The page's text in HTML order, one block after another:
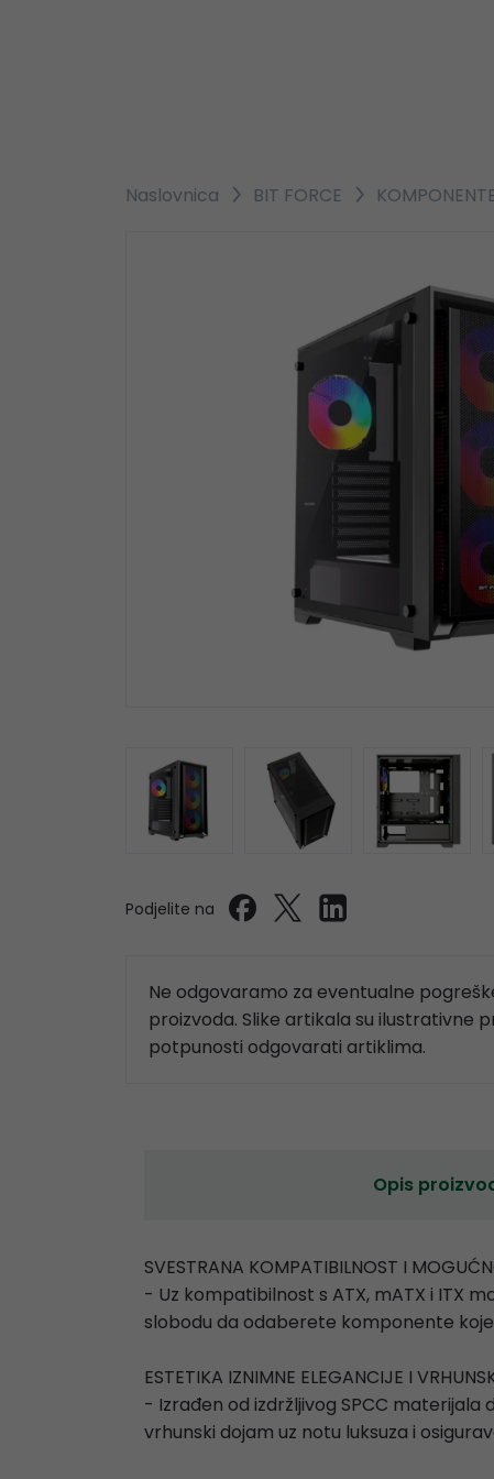
Naslovnica BIT FORCE
Podjelite na
Ne odgovaramo za eventualne
proizvoda. Slike artikala su ilustrativne
potpunosti odgovarati artiklima.
Opis
SVESTRANA KOMPATIBILNOST I
- Uz kompatibilnost s ATX, mATX i ITX
slobodu da odaberete komponente
ESTETIKA IZNIMNE ELEGANCIJE I
- Izrađen od izdržljivog SPCC materijala
vrhunski dojam uz notu luksuza i